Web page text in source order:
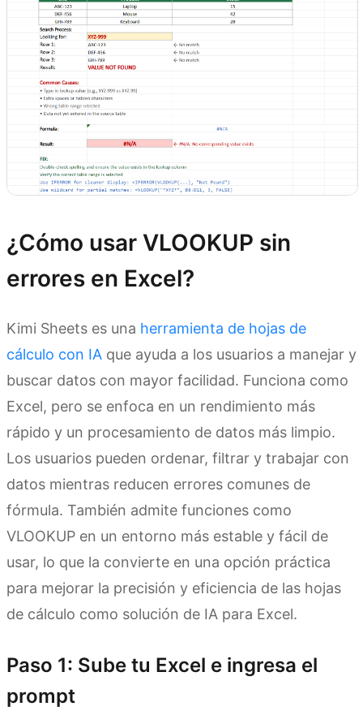
¿Cómo usar VLOOKUP sin
errores en Excel?
Kimi Sheets es una herramienta de hojas de
cálculo con IA que ayuda a los usuarios a manejar y
buscar datos con mayor facilidad. Funciona como
Excel, pero se enfoca en un rendimiento más
rápido y un procesamiento de datos más limpio.
Los usuarios pueden ordenar, filtrar y trabajar con
datos mientras reducen errores comunes de
fórmula. También admite funciones como
VLOOKUP en un entorno más estable y fácil de
usar, lo que la convierte en una opción práctica
para mejorar la precisión y eficiencia de las hojas
de cálculo como solución de IA para Excel.
Paso 1: Sube tu Excel e ingresa el
prompt